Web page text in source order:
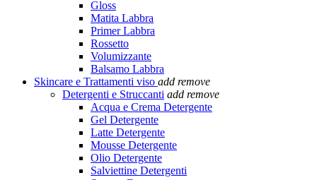
Gloss
Matita Labbra
Primer Labbra
Rossetto
Volumizzante
Balsamo Labbra
Skincare e Trattamenti viso add remove
Detergenti e Struccanti add remove
Acqua e Crema Detergente
Gel Detergente
Latte Detergente
Mousse Detergente
Olio Detergente
Salviettine Detergenti